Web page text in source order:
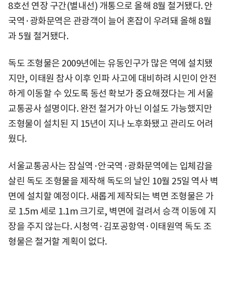
8호선 연장 구간(별내선) 개통으로 올해 8월 철거됐다. 안
국역·광화문역은 관광객이 늘어 혼잡이 우려돼 올해 8월
과 5월 철거됐다.
독도 조형물은 2009년에는 유동인구가 많은 역에 설치됐
지만, 이태원 참사 이후 인파 사고에 대비하려 시민이 안전
하게 이동할 수 있도록 동선 확보가 중요해졌다는 게 서울
교통공사 설명이다. 완전 철거가 아닌 이설도 가능했지만
조형물이 설치된 지 15년이 지나 노후화됐고 관리도 어려
웠다.
서울교통공사는 잠실역·안국역·광화문역에는 입체감을
살린 독도 조형물을 제작해 독도의 날인 10월 25일 역사 벽
면에 설치할 예정이다. 새롭게 제작되는 벽면 조형물은 가
로 1.5m 세로 1.1m 크기로, 벽면에 걸려서 승객 이동에 지
장을 주지 않는다. 시청역·김포공항역·이태원역 독도 조
형물은 철거할 계획이 없다.